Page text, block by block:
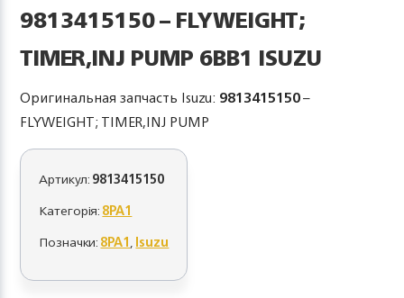
9813415150 – FLYWEIGHT;
TIMER,INJ PUMP 6BB1 ISUZU
Оригинальная запчасть Isuzu: 9813415150–
FLYWEIGHT; TIMER,INJ PUMP
Артикул:9813415150
Категорія:8PA1
Позначки:8PA1,Isuzu